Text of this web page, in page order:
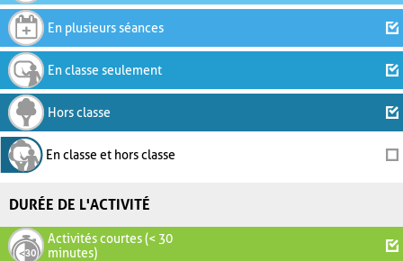
En plusieurs séances
En classe seulement
Hors classe
En classe et hors classe
DURÉE DE L'ACTIVITÉ
Activités courtes (< 30
minutes)